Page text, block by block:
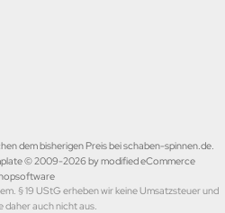
dem bisherigen Preis bei schaben-spinnen.de.
© 2009-2026 by modified eCommerce
§ 19 UStG erheben wir keine Umsatzsteuer und
daher auch nicht aus.